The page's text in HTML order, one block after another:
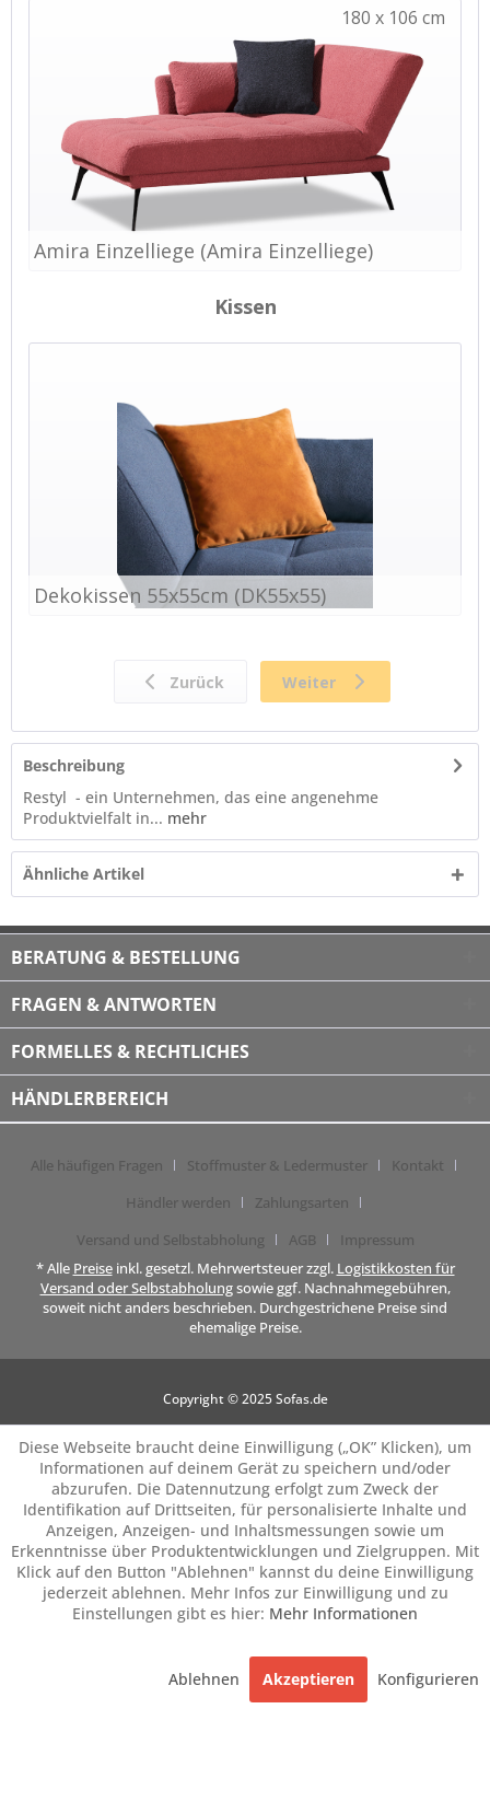
Beschreibung
Restyl - ein Unternehmen, das eine angenehme
Produktvielfalt in... mehr
Ähnliche Artikel
BERATUNG & BESTELLUNG
FRAGEN & ANTWORTEN
FORMELLES & RECHTLICHES
HÄNDLERBEREICH
Alle häufigen Fragen Stoffmuster & Ledermuster
Kontakt
Händler werden
Zahlungsarten
Versand und Selbstabholung
AGB
Impressum
* Alle Preiseinkl. gesetzl. Mehrwertsteuer zzgl. Logistikkosten für
Versand oder Selbstabholungsowie ggf. Nachnahmegebühren,
soweit nicht anders beschrieben. Durchgestrichene Preise sind
ehemalige Preise.
Copyright © 2025 Sofas.de
Diese Webseite braucht deine Einwilligung („OK” Klicken), um
Informationen auf deinem Gerät zu speichern und/oder
abzurufen. Die Datennutzung erfolgt zum Zweck der
Identifikation auf Drittseiten, für personalisierte Inhalte und
Anzeigen, Anzeigen- und Inhaltsmessungen sowie um
Erkenntnisse über Produktentwicklungen und Zielgruppen. Mit
Klick auf den Button "Ablehnen" kannst du deine Einwilligung
jederzeit ablehnen. Mehr Infos zur Einwilligung und zu
Einstellungen gibt es hier: Mehr Informationen
Ablehnen Akzeptieren Konfigurieren